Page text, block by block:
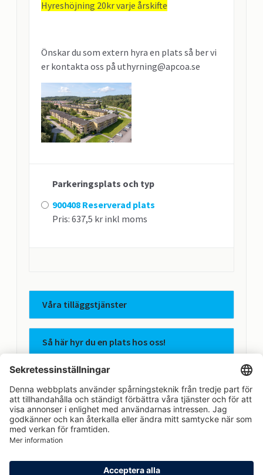
Hyreshöjning 20kr varje årskifte
Önskar du som extern hyra en plats så ber vi
er kontakta oss på uthyrning@apcoa.se
Parkeringsplats och typ
900408 Reserverad plats
Pris: 637,5 kr inkl moms
Våra tilläggstjänster
Så här hyr du en plats hos oss!
Avtalsvillkor